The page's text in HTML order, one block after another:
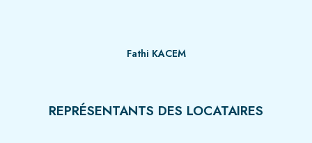
Fathi KACEM
REPRÉSENTANTS DES LOCATAIRES